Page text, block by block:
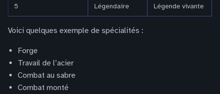
5 Légendaire Légende vivante
Voici quelques exemple de spécialités :
Forge
Travail de l’acier
Combat au sabre
Combat monté